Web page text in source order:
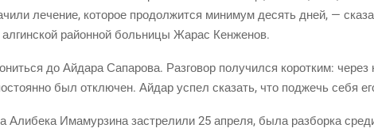
лече­ние, кото­рое про­дол­жит­ся мини­мум десять дней, —
рай­он­ной боль­ни­цы Жарас Кенженов.
до Айда­ра Сапа­ро­ва. Раз­го­вор полу­чил­ся корот­ким: через
был отклю­чен. Айдар успел ска­зать, что под­жечь себя
Али­бе­ка Има­мур­зи­на застре­ли­ли 25 апре­ля, была раз­бор­ка